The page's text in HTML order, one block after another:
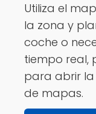
Utiliza el
la zona y
coche o
tiempo real,
para abrir
de mapas.